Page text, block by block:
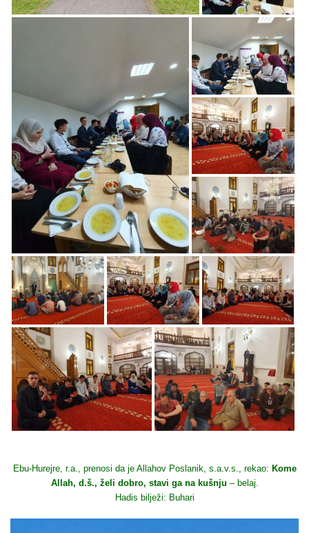
Ebu-Hurejre, r.a., prenosi da je Allahov Poslanik, s.a.v.s., rekao: Kome
Allah, d.š., želi dobro, stavi ga na kušnju – belaj.
Hadis bilježi: Buhari